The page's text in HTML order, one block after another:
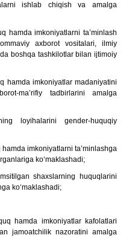
ishlab chiqish va amalga
hamda imkoniyatlarni ta’minlash
axborot vositalari, ilmiy
boshqa tashkilotlar bilan ijtimoiy
hamda imkoniyatlar madaniyatini
ma’rifiy tadbirlarini amalga
loyihalarini gender-huquqiy
imkoniyatlarni ta’minlashga
ko‘maklashadi;
shaxslarning huquqlarini
ko‘maklashadi;
hamda imkoniyatlar kafolatlari
jamoatchilik nazoratini amalga